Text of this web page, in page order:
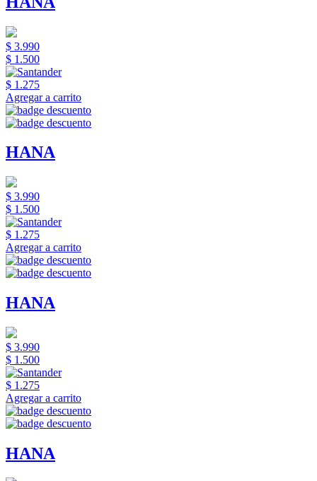
$ 3.990
$ 1.500
$ 1.275
Agregar a carrito
HANA
$ 3.990
$ 1.500
$ 1.275
Agregar a carrito
HANA
$ 3.990
$ 1.500
$ 1.275
Agregar a carrito
HANA